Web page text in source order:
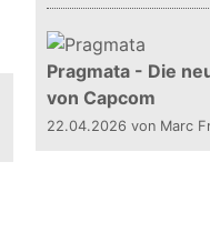
Pragmata - Die
von Capcom
22.04.2026 von Marc